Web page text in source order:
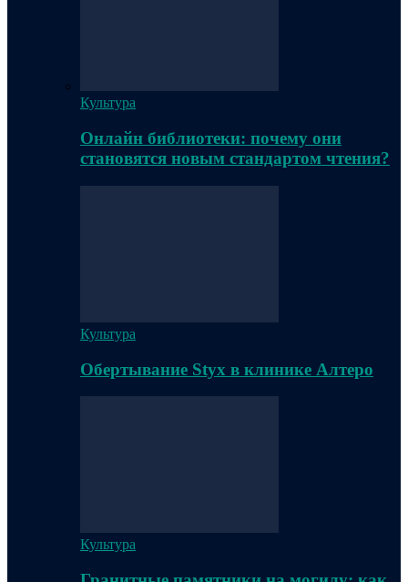
Культура
Онлайн библиотеки: почему они
становятся новым стандартом чтения?
Культура
Обертывание Styx в клинике Алтеро
Культура